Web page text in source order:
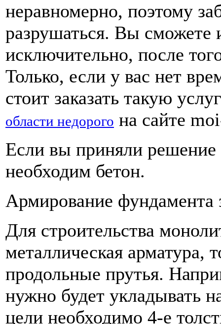
неравномерно, поэтому
разрушаться. Вы сможете
исключительно, после
Только, если у вас нет
стоит заказать такую
области недорого на сайте
Если вы приняли решение
необходим бетон.
Армирование фундамента
Для строительства
металлическая арматура,
продольные прутья.
нужно будет укладывать
цели необходимо 4-е